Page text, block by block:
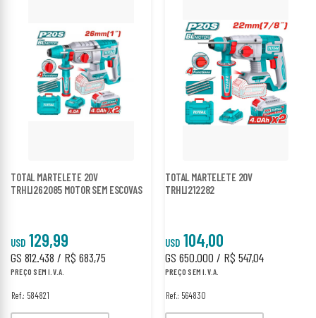
TOTAL MARTELETE 20V
TRHLI262085 MOTOR SEM ESCOVAS
USD 129,99
GS 812.438 / R$ 683,75
PREÇO SEM I.V.A.
Ref.: 584821
TOTAL MARTELETE 20V
TRHLI212282
USD 104,00
GS 650.000 / R$ 547,04
PREÇO SEM I.V.A.
Ref.: 564830